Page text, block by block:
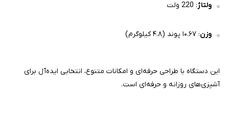
ولتاژ: 220 ولت
وزن: ۱۰.۶۷ پوند (۴.۸ کیلوگرم)
این دستگاه با طراحی حرفه‌ای و امکانات متنوع، انتخابی ایده‌آل برای
آشپزی‌های روزانه و حرفه‌ای است.